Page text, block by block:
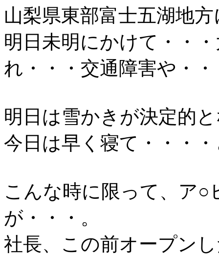
山梨県東部富士五湖地
明日未明にかけて・・
れ・・・交通障害や・
明日は雪かきが決定的
今日は早く寝て・・・
こんな時に限って、ア○
が・・・。
社長、この前オープン